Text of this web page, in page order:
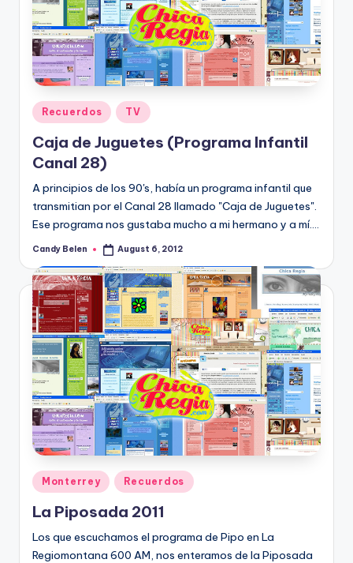
Posted
in
Recuerdos TV
Caja de Juguetes (Programa Infantil
Canal 28)
A principios de los 90's, había un programa infantil que
transmitian por el Canal 28 llamado "Caja de Juguetes".
Ese programa nos gustaba mucho a mi hermano y a mí.…
Posted
Candy Belen August 6, 2012
Posted
in
Monterrey Recuerdos
La Piposada 2011
Los que escuchamos el programa de Pipo en La
Regiomontana 600 AM, nos enteramos de la Piposada